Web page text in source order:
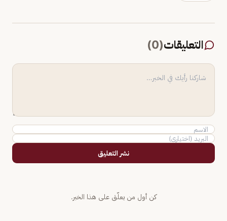
التعليقات(
0
)
نشر التعليق
كن أول من يعلّق على هذا الخبر.